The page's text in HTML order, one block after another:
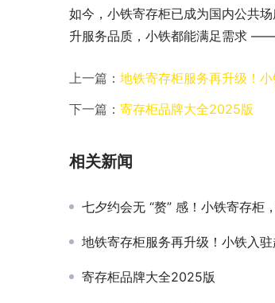
如今，小铁寄存柜已成为国内公共
升服务品质，小铁都能满足需求 ——
上一篇： 地铁寄存柜服务再升级！
下一篇： 寄存柜品牌大全2025版
相关新闻
七夕约会无 “赘” 感！小铁寄存柜，
地铁寄存柜服务再升级！小铁入驻超 99% 城市地
寄存柜品牌大全2025版